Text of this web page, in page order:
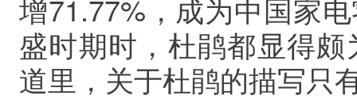
增71.77%， 成为中国家
盛时期时，杜鹃都显得
道里，关于杜鹃的描写只